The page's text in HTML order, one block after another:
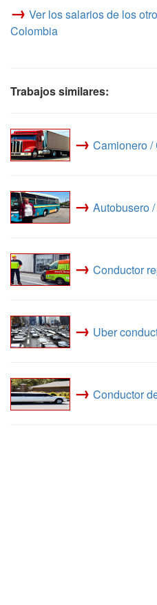
→ Ver los salarios de los
Colombia
Trabajos similares:
→ Camionero /
→ Autobusero
→ Conductor
→ Uber
→ Conductor